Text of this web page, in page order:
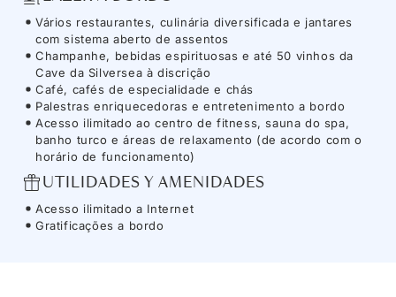
Vários restaurantes, culinária diversificada e jantares
com sistema aberto de assentos
Champanhe, bebidas espirituosas e até 50 vinhos da
Cave da Silversea à discrição
Café, cafés de especialidade e chás
Palestras enriquecedoras e entretenimento a bordo
Acesso ilimitado ao centro de fitness, sauna do spa,
banho turco e áreas de relaxamento (de acordo com o
horário de funcionamento)
UTILIDADES Y AMENIDADES
Acesso ilimitado a Internet
Gratificações a bordo